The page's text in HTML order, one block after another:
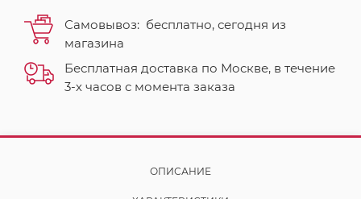
Самовывоз: бесплатно, сегодня из
магазина
Бесплатная доставка по Москве, в течение
3-х часов с момента заказа
ОПИСАНИЕ